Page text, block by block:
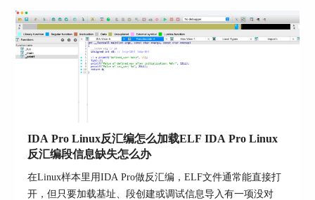
IDA Pro Linux反汇编怎么加载ELF IDA Pro Linux
反汇编段信息缺失怎么办
在Linux样本里用IDA Pro做反汇编，ELF文件通常能直接打
开，但只要加载基址、段创建或调试信息导入有一项没对